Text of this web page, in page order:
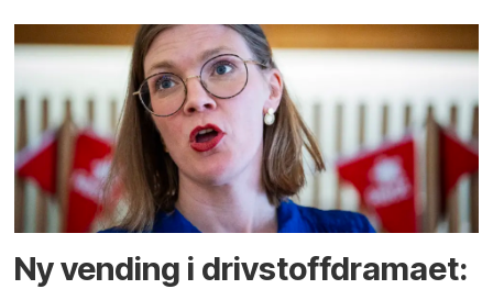
Ny vending i drivstoffdramaet: